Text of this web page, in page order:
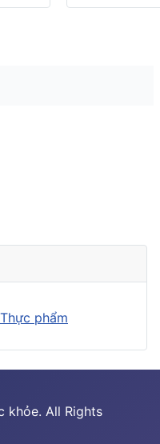
Thực phẩm
All Rights